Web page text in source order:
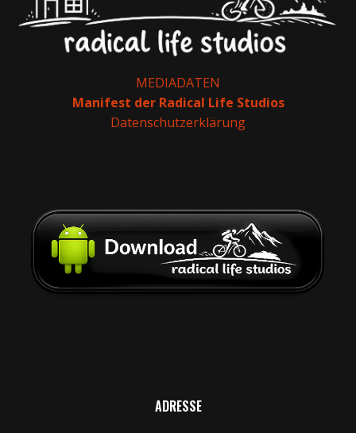
MEDIADATEN
Manifest der Radical Life Studios
Datenschutzerklärung
ADRESSE